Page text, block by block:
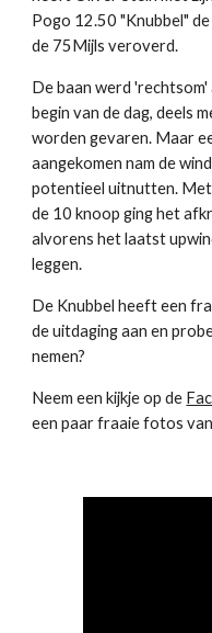
Pogo 12.50 "Knubbel"
de 75Mijls veroverd.
De baan werd
begin van de dag, deels
worden gevaren. Maar
aangekomen nam de
potentieel uitnutten. Met
de 10 knoop ging het
alvorens het laatst
leggen.
De Knubbel heeft een
de uitdaging aan en
nemen?
Neem een kijkje op de
een paar fraaie fotos